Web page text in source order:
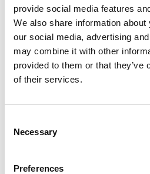
provide social media features
We also share information
our social media, advertising
may combine it with other
provided to them or that they’ve
of their services.
Selection
Necessary
Preferences
Ženska majica s izrezom u